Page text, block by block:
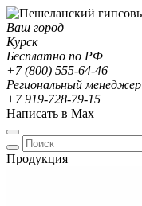
Ваш город
Курск
Бесплатно по РФ
+7 (800) 555-64-46
Региональный менеджер
+7 919-728-79-15
Написать в Max
Продукция